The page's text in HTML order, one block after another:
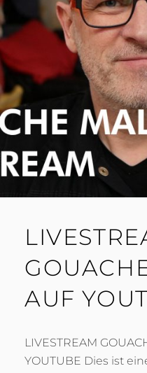
AUF
LIVESTREAM
YOUTUBE Dies ist